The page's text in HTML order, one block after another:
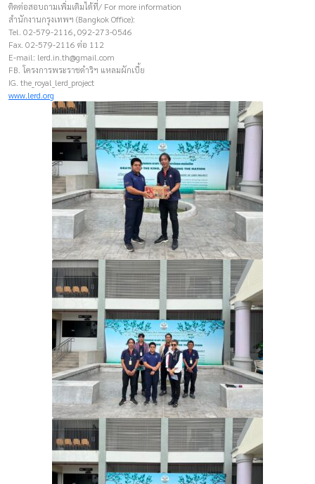
ติดต่อสอบถามเพิ่มเติมได้ที่/ For more information
สำนักงานกรุงเทพฯ (Bangkok Office):
Tel. 02-579-2116, 092-273-0546
Fax. 02-579-2116 ต่อ 112
E-mail: lerd.in.th@gmail.com
FB. โครงการพระราชดำริฯ แหลมผักเบี้ย
IG. the_royal_lerd_project
www.lerd.org